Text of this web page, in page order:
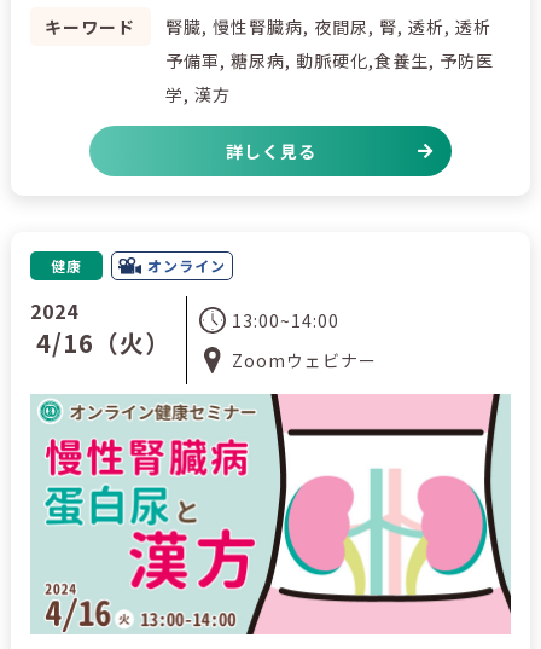
キーワード
腎臓, 慢性腎臓病, 夜間尿, 腎, 透析, 透析
予備軍, 糖尿病, 動脈硬化,食養生, 予防医
学, 漢方
詳しく見る
健康 オンライン
2024
4/16（火）
13:00~14:00
Zoomウェビナー